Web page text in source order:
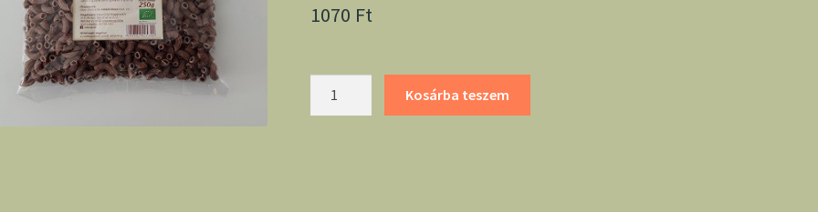
1070 Ft
Kosárba teszem